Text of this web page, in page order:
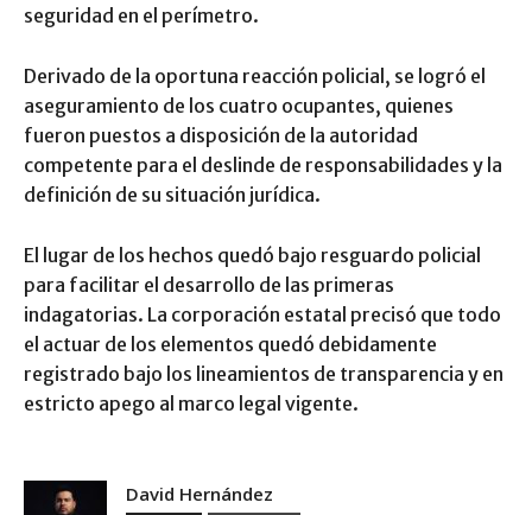
seguridad en el perímetro.
Derivado de la oportuna reacción policial, se logró el
aseguramiento de los cuatro ocupantes, quienes
fueron puestos a disposición de la autoridad
competente para el deslinde de responsabilidades y la
definición de su situación jurídica.
El lugar de los hechos quedó bajo resguardo policial
para facilitar el desarrollo de las primeras
indagatorias. La corporación estatal precisó que todo
el actuar de los elementos quedó debidamente
registrado bajo los lineamientos de transparencia y en
estricto apego al marco legal vigente.
David Hernández